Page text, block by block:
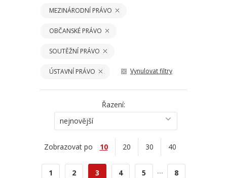
MEZINÁRODNÍ PRÁVO
OBČANSKÉ PRÁVO
SOUTĚŽNÍ PRÁVO
ÚSTAVNÍ PRÁVO Vynulovat filtry
Řazení:
nejnovější
Zobrazovat po 10 20 30 40
1 2 3 4 5 ... 8